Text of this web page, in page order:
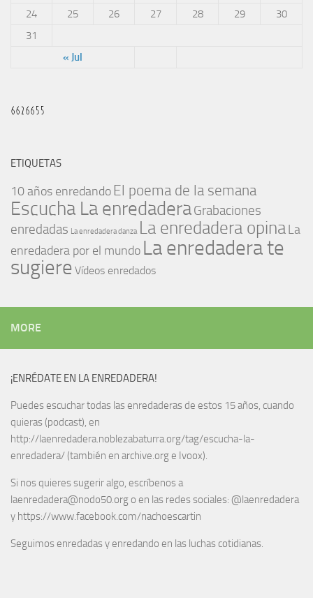
« Jul
24
25 26 27 28 29
30
31
ETIQUETAS
10 años enredando El poema de la semana
Escucha La enredaderaGrabaciones
enredadas La enredadera danza La enredadera opina La
enredadera por el mundo La enredadera te
sugiere Vídeos enredados
MORE
¡ENRÉDATE EN LA ENREDADERA!
Puedes escuchar todas las enredaderas de estos 15 años, cuando
quieras (podcast), en
http://laenredadera.noblezabaturra.org/tag/escucha-la-
enredadera/ (también en archive.org e Ivoox).
Si nos quieres sugerir algo, escríbenos a
laenredadera@nodo50.org o en las redes sociales: @laenredadera
y https://www.facebook.com/nachoescartin
Seguimos enredadas y enredando en las luchas cotidianas.